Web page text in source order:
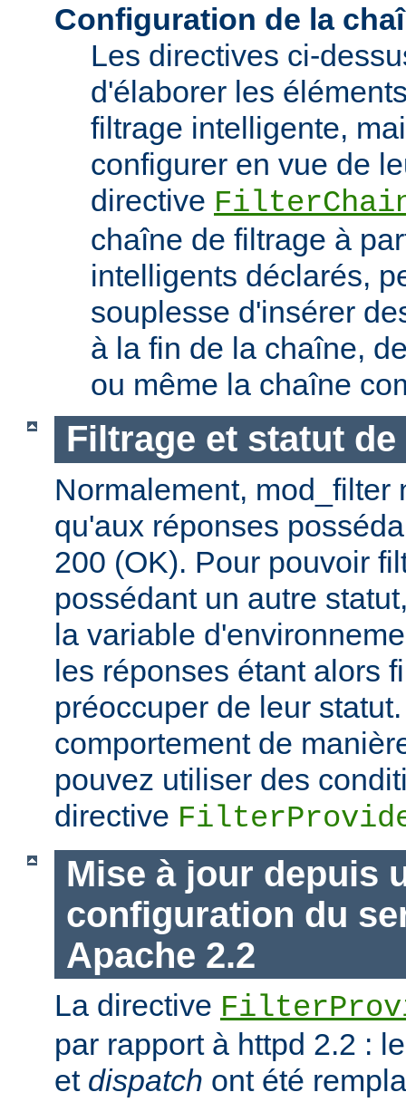
Configuration de la
Les directives ci-
d'élaborer les
filtrage intelligente,
configurer en vue de
directive
chaîne de filtrage à
intelligents déclarés,
souplesse d'insérer
à la fin de la chaîne,
ou même la chaîne
Filtrage et statut
Normalement, mod_filter
qu'aux réponses
200 (OK). Pour pouvoir
possédant un autre
la variable
les réponses étant alors
préoccuper de leur
comportement de
pouvez utiliser des
directive
Mise à jour depuis
configuration du
Apache 2.2
La directive
par rapport à httpd 2.2 :
et dispatch ont été